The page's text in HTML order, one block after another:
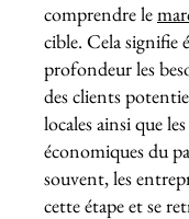
comprendre le
cible. Cela signifie
profondeur les
des clients
locales ainsi que
économiques du
souvent, les
cette étape et se